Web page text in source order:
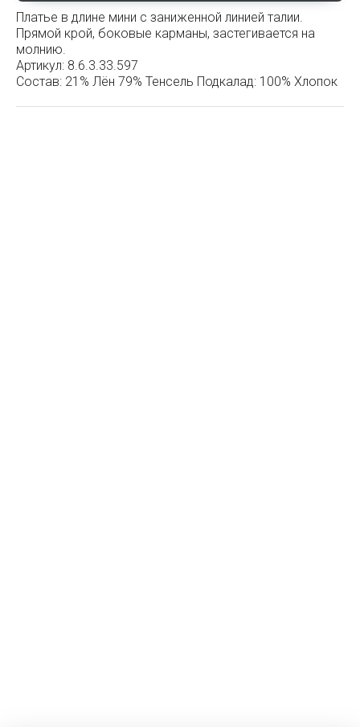
Платье в длине мини с заниженной линией талии.
Прямой крой, боковые карманы, застегивается на
молнию.
Артикул: 8.6.3.33.597
Состав: 21% Лён 79% Тенсель Подкалад: 100% Хлопок